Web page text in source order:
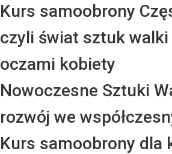
Kurs samoobrony
czyli świat sztuk
oczami kobiety
Nowoczesne Sztuki
rozwój we
Kurs samoobrony dla